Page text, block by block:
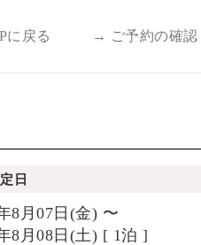
に戻る → ご予約の確認
日
8月07日(金) 〜
8月08日(土) [ 1泊 ]